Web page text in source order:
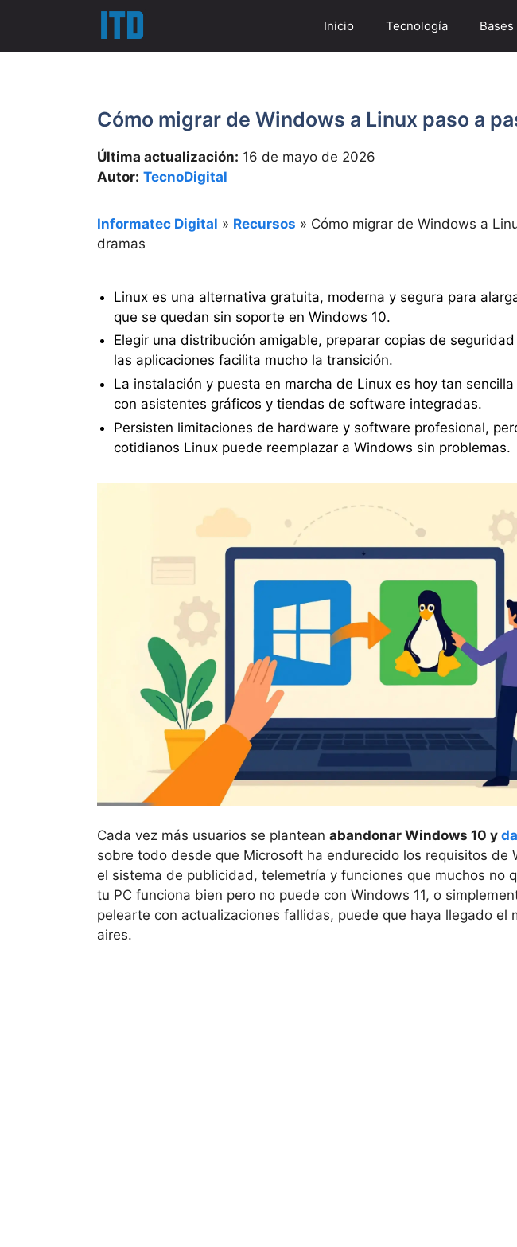
contenido
Inicio Tecnología
Cómo migrar de Windows a Linux paso a
Última actualización: 16 de mayo de 2026
Autor: TecnoDigital
Informatec Digital » Recursos » Cómo migrar de Windows a
dramas
Linux es una alternativa gratuita, moderna y segura para
que se quedan sin soporte en Windows 10.
Elegir una distribución amigable, preparar copias de
las aplicaciones facilita mucho la transición.
La instalación y puesta en marcha de Linux es hoy tan
con asistentes gráficos y tiendas de software integradas.
Persisten limitaciones de hardware y software profesional,
cotidianos Linux puede reemplazar a Windows sin problemas.
Cada vez más usuarios se plantean abandonar Windows 10 y
sobre todo desde que Microsoft ha endurecido los requisitos de
el sistema de publicidad, telemetría y funciones que muchos no
tu PC funciona bien pero no puede con Windows 11, o
pelearte con actualizaciones fallidas, puede que haya llegado el
aires.